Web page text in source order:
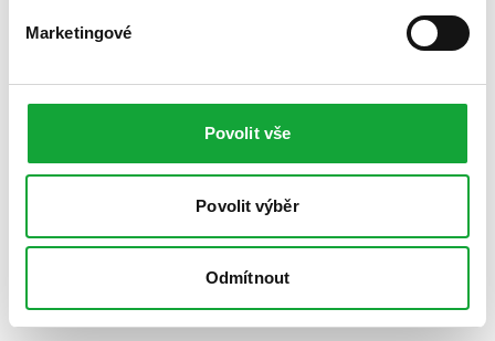
Marketingové
Povolit vše
Povolit výběr
Odmítnout